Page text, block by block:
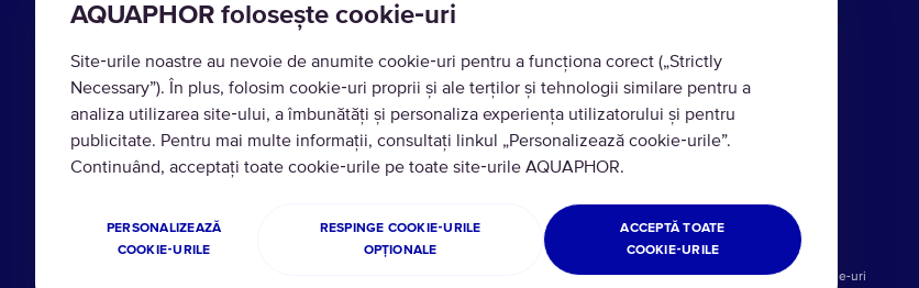
AQUAPHOR folosește cookie‑uri
Site‑urile noastre au nevoie de anumite cookie‑uri pentru a funcționa corect („Strictly
Necessary”). În plus, folosim cookie‑uri proprii și ale terților și tehnologii similare pentru a
analiza utilizarea site‑ului, a îmbunătăți și personaliza experiența utilizatorului și pentru
publicitate. Pentru mai multe informații, consultați linkul „Personalizează cookie‑urile”.
Continuând, acceptați toate cookie‑urile pe toate site‑urile AQUAPHOR.
PERSONALIZEAZĂ
COOKIE‑URILE
RESPINGE COOKIE‑URILE
OPȚIONALE
ACCEPTĂ TOATE
COOKIE‑URILE
Cani filtrante
Sisteme de osmoză inversă
Sisteme de instalare sub chiuveta
Regulile site-ului și politica de confidențialitate Politica de retur Cookie-uri